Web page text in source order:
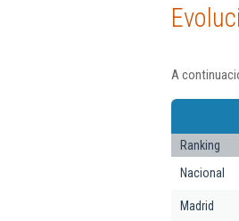
A
Ranking
Nacional
Madrid